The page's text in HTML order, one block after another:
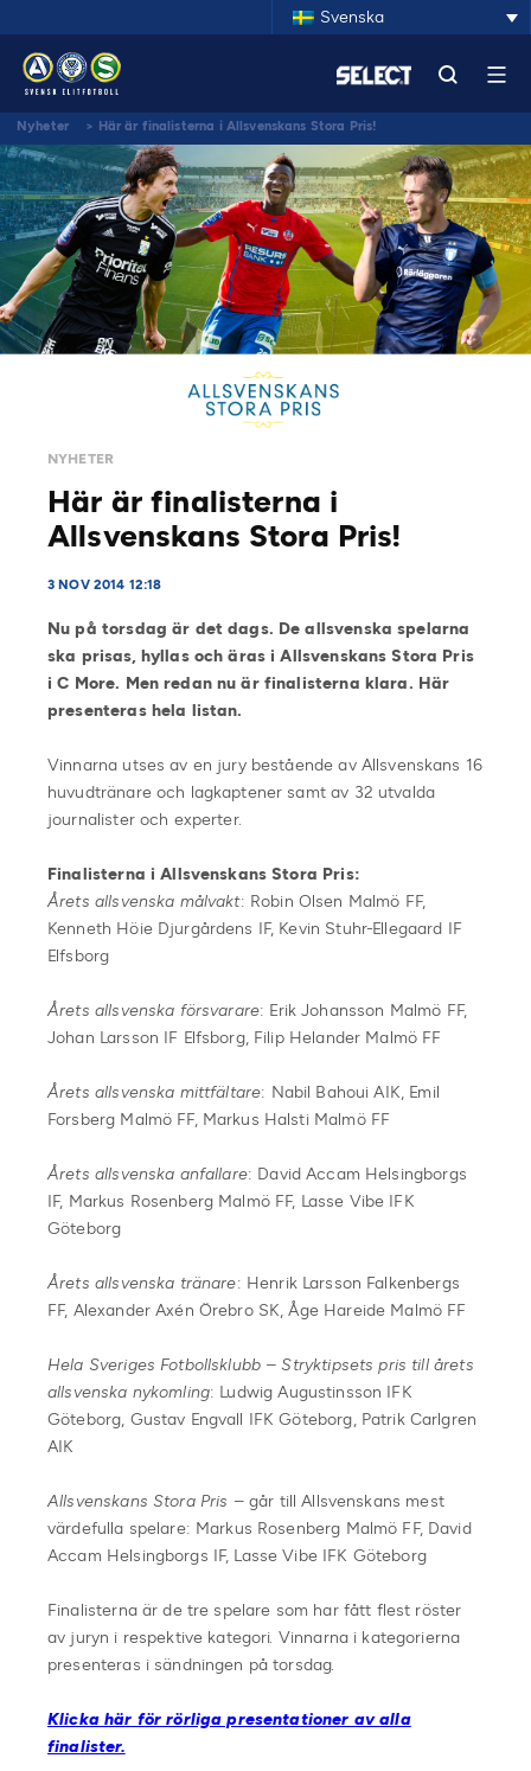
Svenska
Nyheter > Här är finalisterna i Allsvenskans Stora Pris!
NYHETER
Här är finalisterna i
Allsvenskans Stora Pris!
3 NOV 2014 12:18
Nu på torsdag är det dags. De allsvenska spelarna
ska prisas, hyllas och äras i Allsvenskans Stora Pris
i C More. Men redan nu är finalisterna klara. Här
presenteras hela listan.
Vinnarna utses av en jury bestående av Allsvenskans 16
huvudtränare och lagkaptener samt av 32 utvalda
journalister och experter.
Finalisterna i Allsvenskans Stora Pris:
Årets allsvenska målvakt: Robin Olsen Malmö FF,
Kenneth Höie Djurgårdens IF, Kevin Stuhr-Ellegaard IF
Elfsborg
Årets allsvenska försvarare: Erik Johansson Malmö FF,
Johan Larsson IF Elfsborg, Filip Helander Malmö FF
Årets allsvenska mittfältare: Nabil Bahoui AIK, Emil
Forsberg Malmö FF, Markus Halsti Malmö FF
Årets allsvenska anfallare: David Accam Helsingborgs
IF, Markus Rosenberg Malmö FF, Lasse Vibe IFK
Göteborg
Årets allsvenska tränare: Henrik Larsson Falkenbergs
FF, Alexander Axén Örebro SK, Åge Hareide Malmö FF
Hela Sveriges Fotbollsklubb – Stryktipsets pris till årets
allsvenska nykomling: Ludwig Augustinsson IFK
Göteborg, Gustav Engvall IFK Göteborg, Patrik Carlgren
AIK
Allsvenskans Stora Pris – går till Allsvenskans mest
värdefulla spelare: Markus Rosenberg Malmö FF, David
Accam Helsingborgs IF, Lasse Vibe IFK Göteborg
Finalisterna är de tre spelare som har fått flest röster
av juryn i respektive kategori. Vinnarna i kategorierna
presenteras i sändningen på torsdag.
Klicka här för rörliga presentationer av alla
finalister.